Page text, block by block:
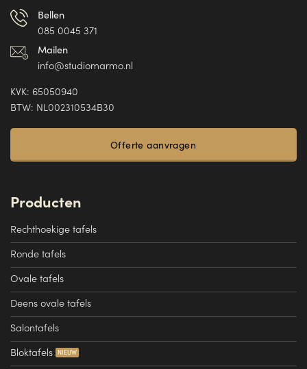
Bellen
085 0045 371
Mailen
info@studiomarmo.nl
KVK: 65050940
BTW: NL002310534B30
Offerte aanvragen
Producten
Rechthoekige tafels
Ronde tafels
Ovale tafels
Deens ovale tafels
Salontafels
Bloktafels